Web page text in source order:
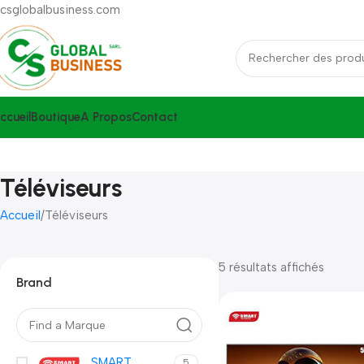
csglobalbusiness.com
BoutiqueA ProposContact
Téléviseurs
Accueil Téléviseurs
Brand
5 résultats affichés